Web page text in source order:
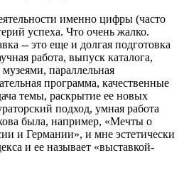
именно цифры (часто
успеха. Что очень жалко.
-- это еще и долгая подготовка
работа, выпуск каталога,
параллельная
программа, качественные
темы, раскрытие ее новых
подход, умная работа
была, например, «Мечты о
и Германии», и мне эстетически
и ее называет «выставкой-